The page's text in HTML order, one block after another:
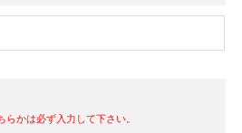
かは必ず入力して下さい。